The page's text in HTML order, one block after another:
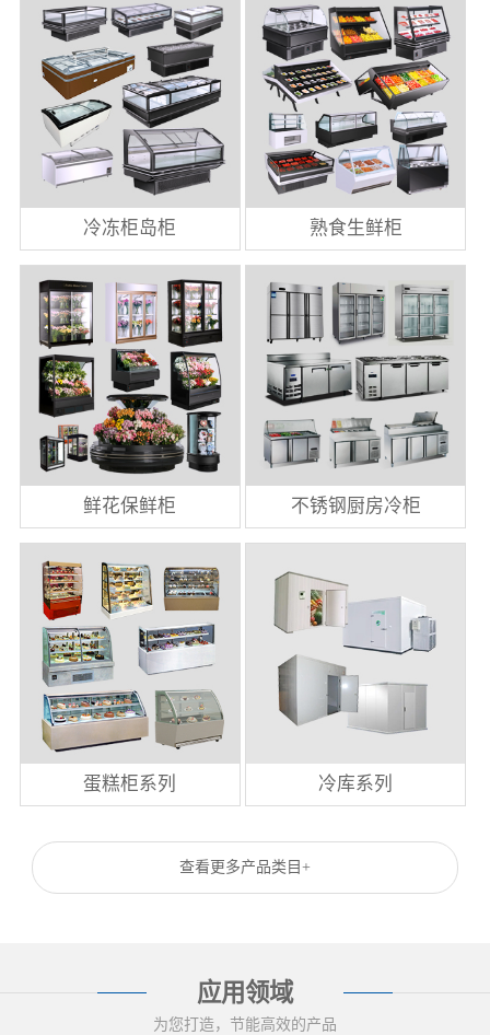
冷冻柜岛柜 熟食生鲜柜
鲜花保鲜柜 不锈钢厨房冷柜
蛋糕柜系列 冷库系列
查看更多产品类目+
应用领域
为您打造，节能高效的产品